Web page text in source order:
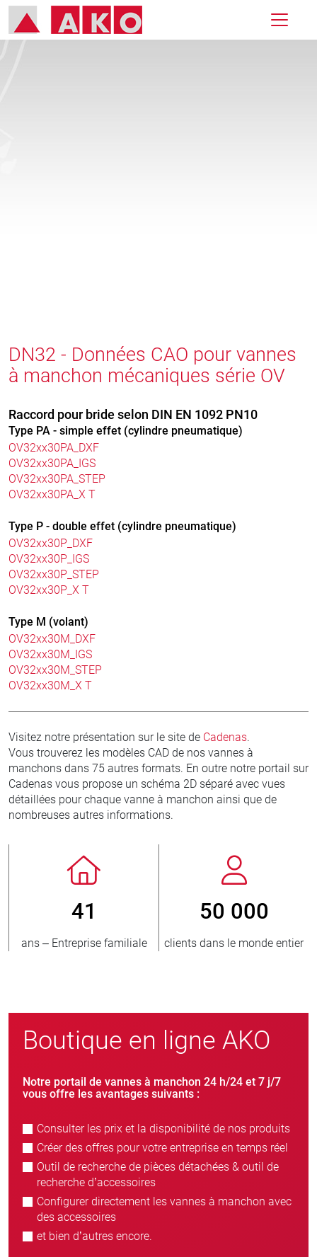
DN32 - Données CAO pour vannes
à manchon mécaniques série OV
Raccord pour bride selon DIN EN 1092 PN10
Type PA - simple effet (cylindre pneumatique)
OV32xx30PA_DXF
OV32xx30PA_IGS
OV32xx30PA_STEP
OV32xx30PA_X T
Type P - double effet (cylindre pneumatique)
OV32xx30P_DXF
OV32xx30P_IGS
OV32xx30P_STEP
OV32xx30P_X T
Type M (volant)
OV32xx30M_DXF
OV32xx30M_IGS
OV32xx30M_STEP
OV32xx30M_X T
Visitez notre présentation sur le site de Cadenas.
Vous trouverez les modèles CAD de nos vannes à
manchons dans 75 autres formats. En outre notre portail sur
Cadenas vous propose un schéma 2D séparé avec vues
détaillées pour chaque vanne à manchon ainsi que de
nombreuses autres informations.
50 000
clients dans le monde entier
800
nouveaux clients/an
Boutique en ligne AKO
Notre portail de vannes à manchon 24 h/24 et 7 j/7
vous offre les avantages suivants :
Consulter les prix et la disponibilité de nos produits
Créer des offres pour votre entreprise en temps réel
Outil de recherche de pièces détachées & outil de
recherche d’accessoires
Configurer directement les vannes à manchon avec
des accessoires
et bien d’autres encore.